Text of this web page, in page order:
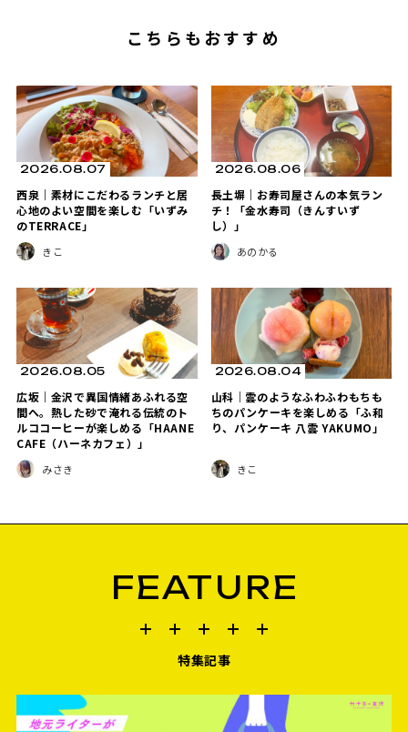
こちらもおすすめ
2026.08.07
西泉｜素材にこだわるランチと居
心地のよい空間を楽しむ「いずみ
のTERRACE」
きこ
2026.08.06
長土塀｜お寿司屋さんの本気ラン
チ！「金水寿司（きんすいず
し）」
あのかる
2026.08.05
広坂｜金沢で異国情緒あふれる空
間へ。熱した砂で淹れる伝統のト
ルココーヒーが楽しめる「HAANE
CAFE（ハーネカフェ）」
みさき
2026.08.04
山科｜雲のようなふわふわもちも
ちのパンケーキを楽しめる「ふ和
り、パンケーキ 八雲 YAKUMO」
きこ
FEATURE
特集記事